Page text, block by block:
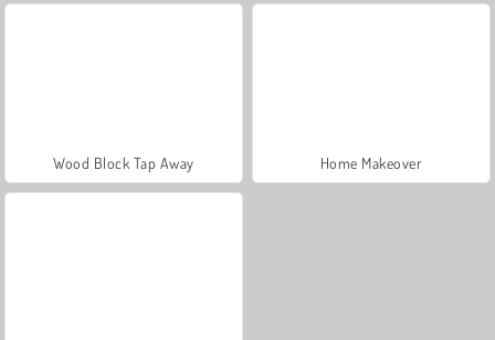
Wood Block Tap Away Home Makeover